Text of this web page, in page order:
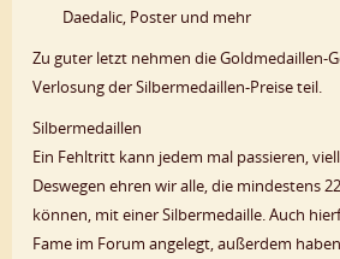
Daedalic, Poster und mehr
Zu guter letzt nehmen die Goldmedaillen-
Verlosung der Silbermedaillen-Preise teil.
Silbermedaillen
Ein Fehltritt kann jedem mal passieren,
Deswegen ehren wir alle, die mindestens
können, mit einer Silbermedaille. Auch
Fame im Forum angelegt, außerdem